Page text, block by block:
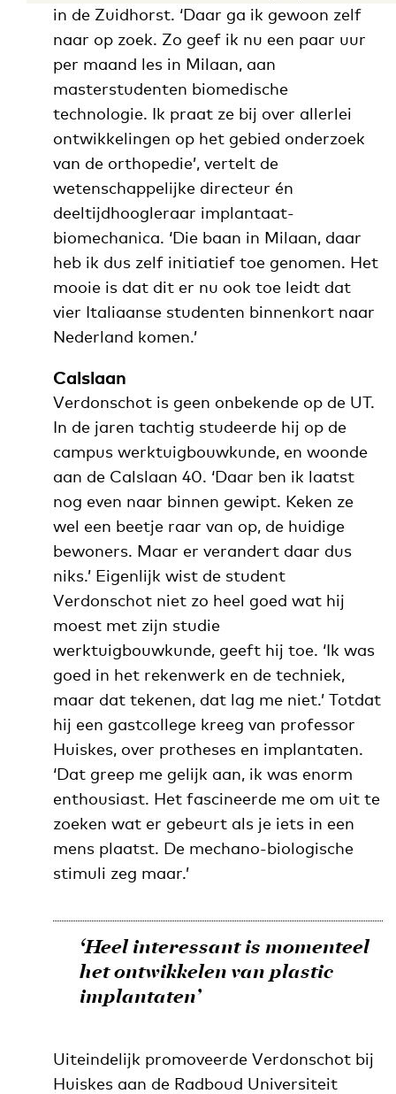
in de Zuidhorst. ‘Daar ga ik gewoon zelf
naar op zoek. Zo geef ik nu een paar uur
per maand les in Milaan, aan
masterstudenten biomedische
technologie. Ik praat ze bij over allerlei
ontwikkelingen op het gebied onderzoek
van de orthopedie’, vertelt de
wetenschappelijke directeur én
deeltijdhoogleraar implantaat-
biomechanica. ‘Die baan in Milaan, daar
heb ik dus zelf initiatief toe genomen. Het
mooie is dat dit er nu ook toe leidt dat
vier Italiaanse studenten binnenkort naar
Nederland komen.’
Calslaan
Verdonschot is geen onbekende op de UT.
In de jaren tachtig studeerde hij op de
campus werktuigbouwkunde, en woonde
aan de Calslaan 40. ‘Daar ben ik laatst
nog even naar binnen gewipt. Keken ze
wel een beetje raar van op, de huidige
bewoners. Maar er verandert daar dus
niks.’ Eigenlijk wist de student
Verdonschot niet zo heel goed wat hij
moest met zijn studie
werktuigbouwkunde, geeft hij toe. ‘Ik was
goed in het rekenwerk en de techniek,
maar dat tekenen, dat lag me niet.’ Totdat
hij een gastcollege kreeg van professor
Huiskes, over protheses en implantaten.
‘Dat greep me gelijk aan, ik was enorm
enthousiast. Het fascineerde me om uit te
zoeken wat er gebeurt als je iets in een
mens plaatst. De mechano-biologische
stimuli zeg maar.’
‘Heel interessant is momenteel
het ontwikkelen van plastic
implantaten’
Uiteindelijk promoveerde Verdonschot bij
Huiskes aan de Radboud Universiteit